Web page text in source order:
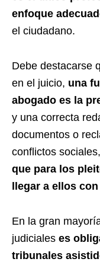
enfoque
el ciudadano.
Debe destacarse
en el juicio, una
abogado es la
y una correcta
documentos o
conflictos
que para los
llegar a ellos
En la gran
judiciales es
tribunales